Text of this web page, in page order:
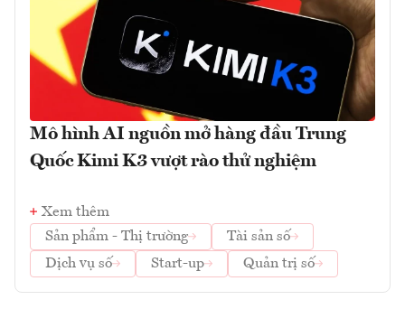
Mô hình AI nguồn mở hàng đầu Trung
Quốc Kimi K3 vượt rào thử nghiệm
Xem thêm
Sản phẩm - Thị trường
Tài sản số
Dịch vụ số
Start-up Quản trị số